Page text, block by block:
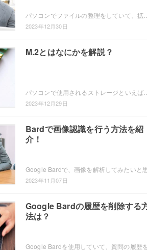
2023年12月30日
M.2とはなにかを解説？
2023年12月29日
Bardで画像認識を行う方法を紹
介！
2023年11月07日
Google Bardの履歴を削除する
法は？